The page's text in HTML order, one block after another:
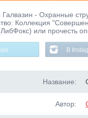
- Охранные
Коллекция
или прочесть
В
Название:
Автор: